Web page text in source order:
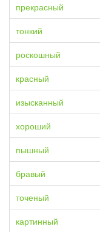
прекрасный
тонкий
роскошный
красный
изысканный
хороший
пышный
бравый
точеный
картинный